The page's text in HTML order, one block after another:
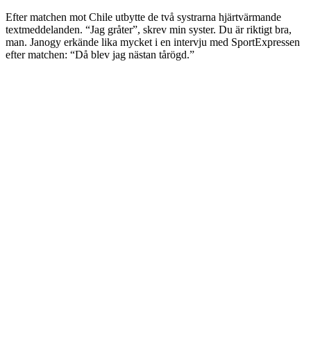
Efter matchen mot Chile utbytte de två systrarna hjärtvärmande
textmeddelanden. “Jag gråter”, skrev min syster. Du är riktigt bra,
man. Janogy erkände lika mycket i en intervju med SportExpressen
efter matchen: “Då blev jag nästan tårögd.”